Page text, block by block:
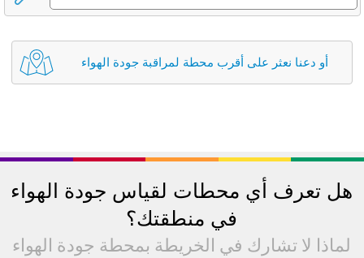
أو دعنا نعثر على أقرب محطة لمراقبة جودة الهواء
هل تعرف أي محطات لقياس جودة الهواء
في منطقتك؟
لماذا لا تشارك في الخريطة بمحطة جودة الهواء